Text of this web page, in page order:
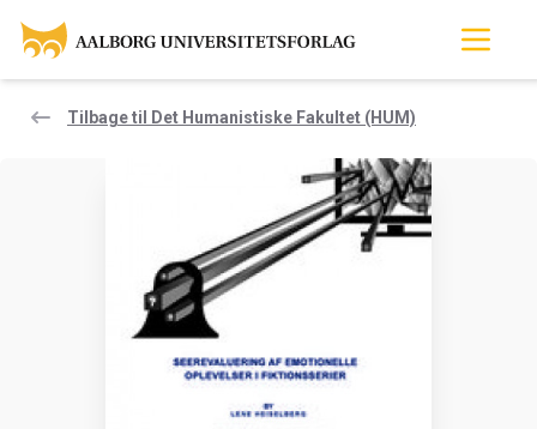
Tilbage til Det Humanistiske Fakultet (HUM)